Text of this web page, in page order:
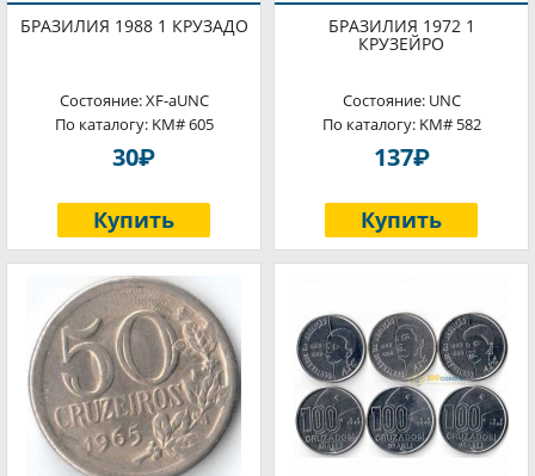
БРАЗИЛИЯ 1988 1 КРУЗАДО
Состояние: XF-aUNC
По каталогу: KM# 605
30P
Купить
БРАЗИЛИЯ 1972 1
КРУЗЕЙРО
Состояние: UNC
По каталогу: KM# 582
137P
Купить